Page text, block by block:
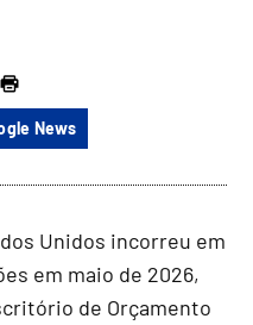
News
Unidos incorreu em
em maio de 2026,
de Orçamento